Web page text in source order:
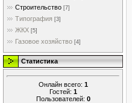
Строительство [7]
Типография [3]
ЖКХ [5]
Газовое хозяйство [4]
Статистика
Онлайн всего: 1
Гостей: 1
Пользователей: 0